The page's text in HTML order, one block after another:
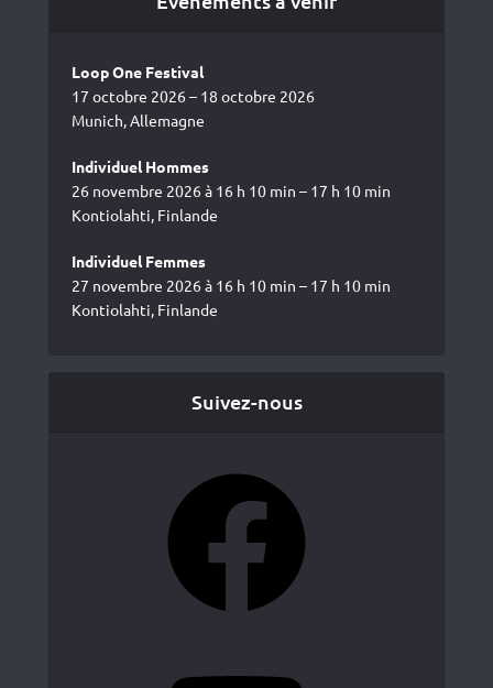
Loop One Festival
17 octobre 2026 – 18 octobre 2026
Munich, Allemagne
Individuel Hommes
26 novembre 2026 à 16 h 10 min – 17 h 10 min
Kontiolahti, Finlande
Individuel Femmes
27 novembre 2026 à 16 h 10 min – 17 h 10 min
Kontiolahti, Finlande
Suivez-nous